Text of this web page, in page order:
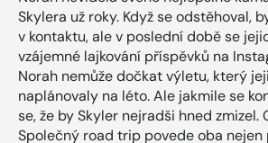
Skylera už roky. Když se odstěhoval,
v kontaktu, ale v poslední době se
vzájemné lajkování příspěvků na
Norah nemůže dočkat výletu, který
naplánovaly na léto. Ale jakmile se
se, že by Skyler nejradši hned zmizel.
Společný road trip povede oba nejen